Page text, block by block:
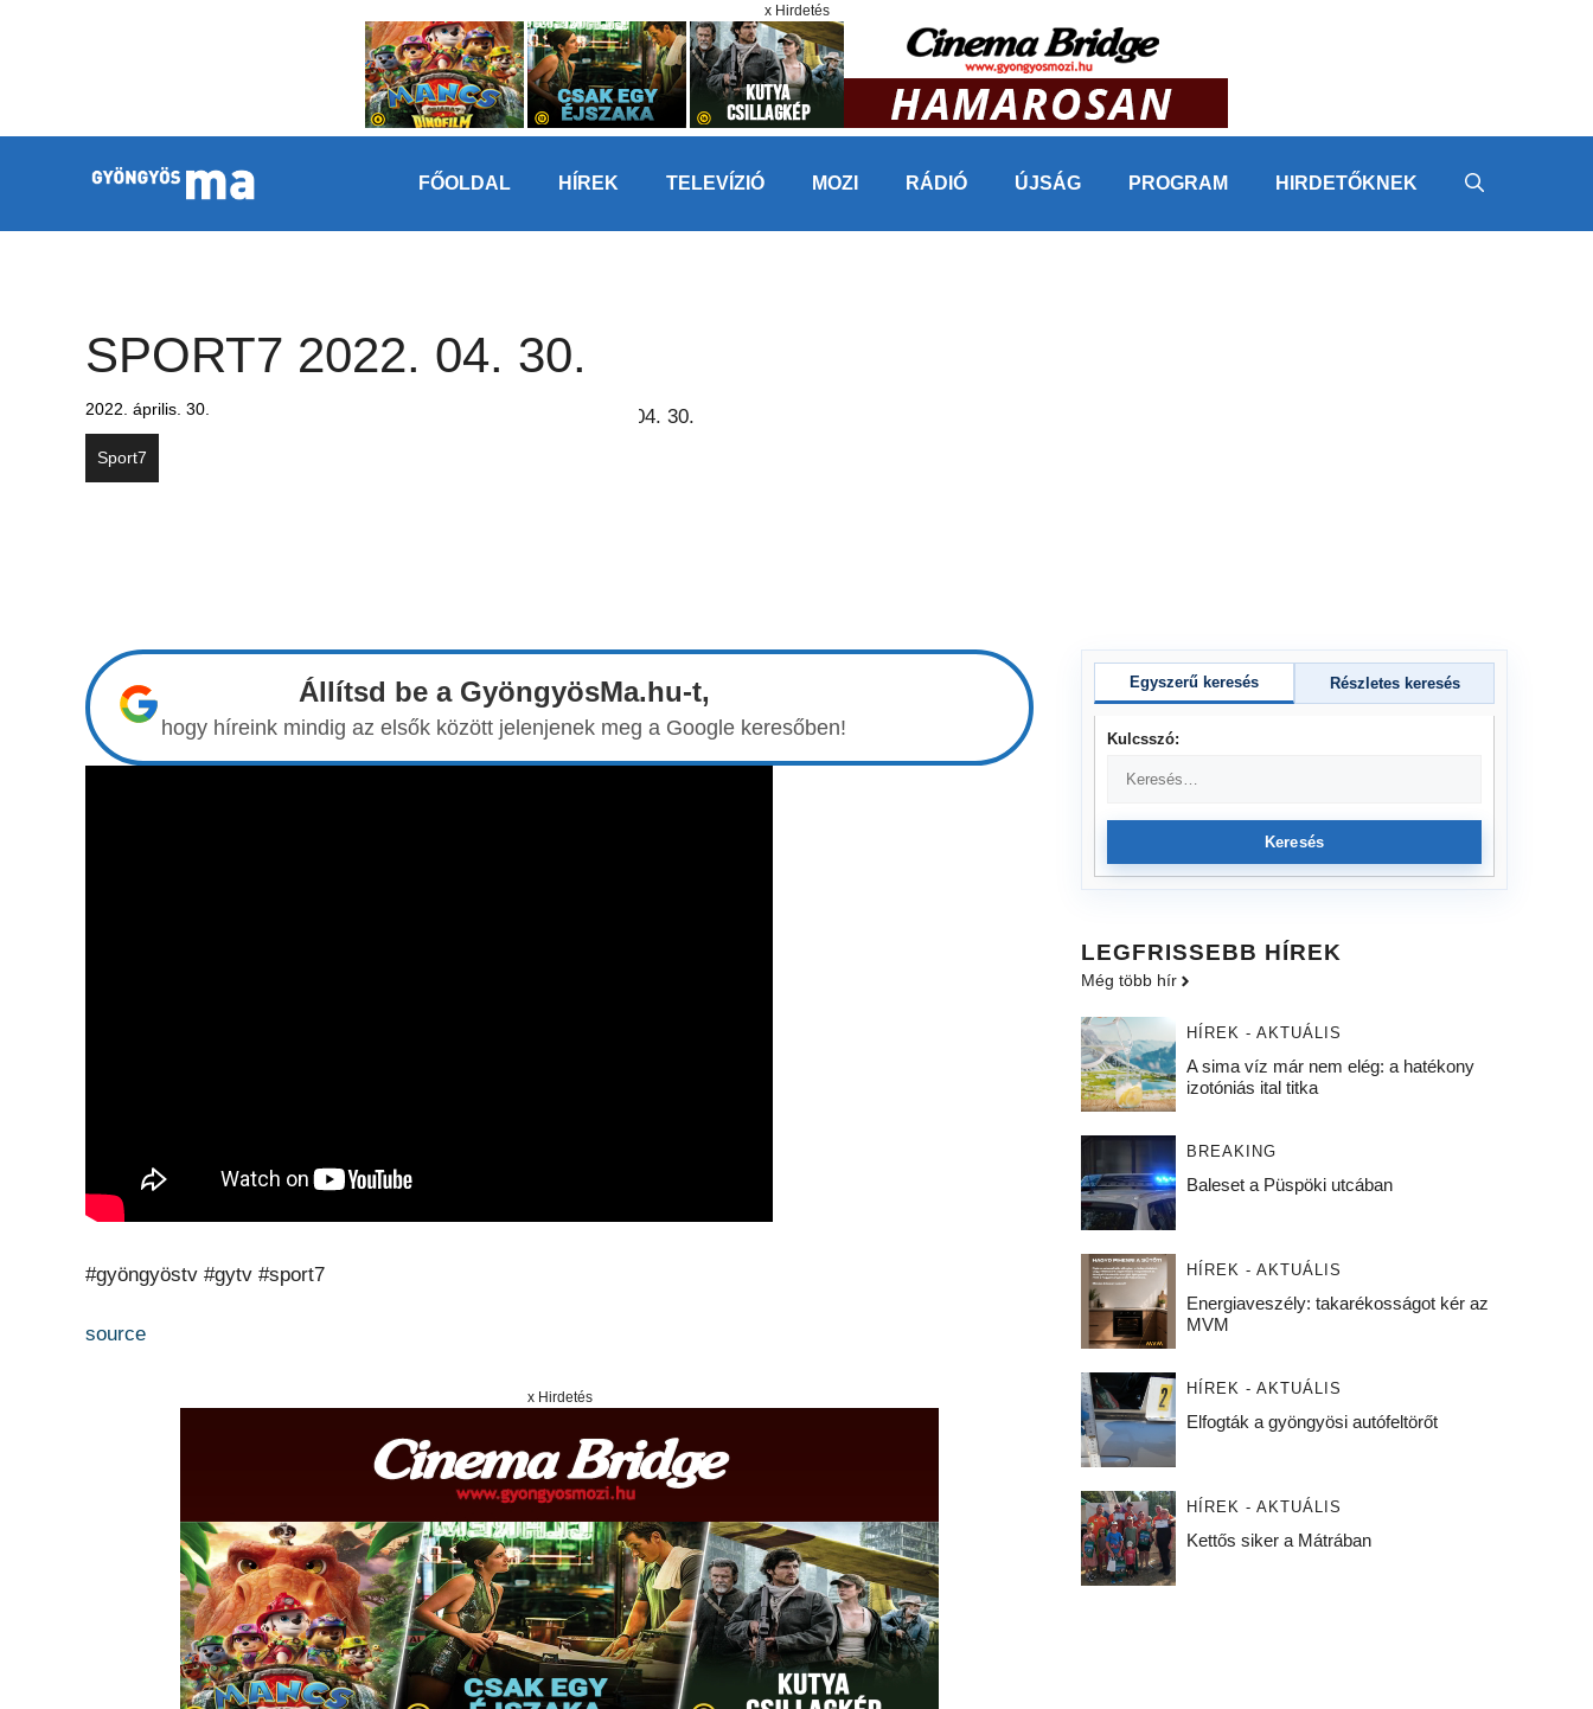
x Hirdetés
FŐOLDAL HÍREK TELEVÍZIÓ MOZI RÁDIÓ ÚJSÁG PROGRAM HIRDETŐKNEK
SPORT7 2022. 04. 30.
2022. április. 30.
Sport7
Állítsd be a GyöngyösMa.hu-t,
hogy híreink mindig az elsők között jelenjenek meg a Google keresőben!
#gyöngyöstv #gytv #sport7
source
x Hirdetés
Egyszerű keresés Részletes keresés
Kulcsszó:
Keresés
LEGFRISSEBB HÍREK
Még több hír
HÍREK - AKTUÁLIS
A sima víz már nem elég: a hatékony
izotóniás ital titka
BREAKING
Baleset a Püspöki utcában
HÍREK - AKTUÁLIS
Energiaveszély: takarékosságot kér az
MVM
HÍREK - AKTUÁLIS
Elfogták a gyöngyösi autófeltörőt
HÍREK - AKTUÁLIS
Kettős siker a Mátrában